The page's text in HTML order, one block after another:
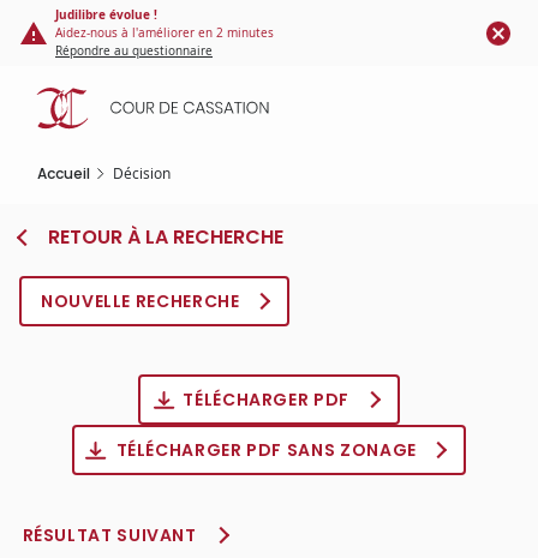
Panneau de gestion des cookies
contenu
principal
Judilibre évolue !
Aidez-nous à l'améliorer en 2 minutes
Répondre au questionnaire
Accueil Décision
RETOUR À LA RECHERCHE
NOUVELLE RECHERCHE
TÉLÉCHARGER PDF
TÉLÉCHARGER PDF SANS ZONAGE
RÉSULTAT SUIVANT